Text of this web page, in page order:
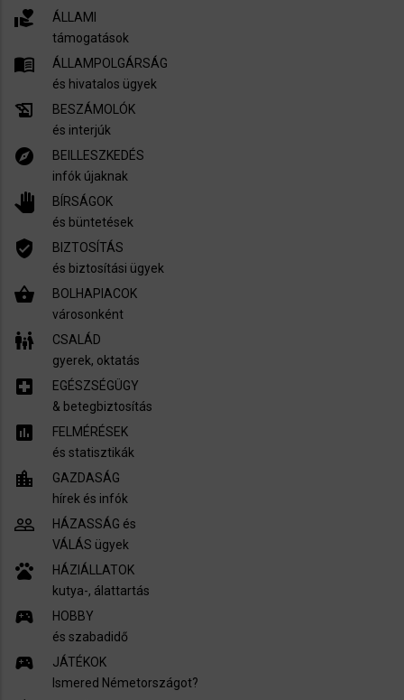
volunteer_activism
ÁLLAMI
támogatások
menu_book
ÁLLAMPOLGÁRSÁG
és hivatalos ügyek
history_edu
BESZÁMOLÓK
és interjúk
explore
BEILLESZKEDÉS
infók újaknak
pan_tool
BÍRSÁGOK
és büntetések
verified_user
BIZTOSÍTÁS
és biztosítási ügyek
shopping_basket
BOLHAPIACOK
városonként
family_restroom
CSALÁD
gyerek, oktatás
local_hospital
EGÉSZSÉGÜGY
​& betegbiztosítás
assessment
FELMÉRÉSEK
és statisztikák
location_city
GAZDASÁG
hírek és infók
people_outline
HÁZASSÁG és
VÁLÁS ügyek
pets
HÁZIÁLLATOK
kutya-, álattartás
sports_esports
HOBBY
és szabadidő
sports_esports
JÁTÉKOK
Ismered Németországot?